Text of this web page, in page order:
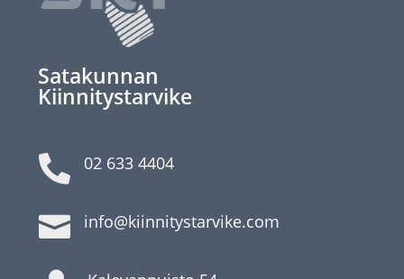
Satakunnan
Kiinnitystarvike
 02 633 4404
 info@kiinnitystarvike.com